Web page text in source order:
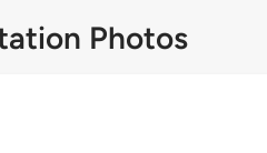
Photos